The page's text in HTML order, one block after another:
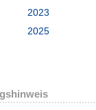
2023
2025